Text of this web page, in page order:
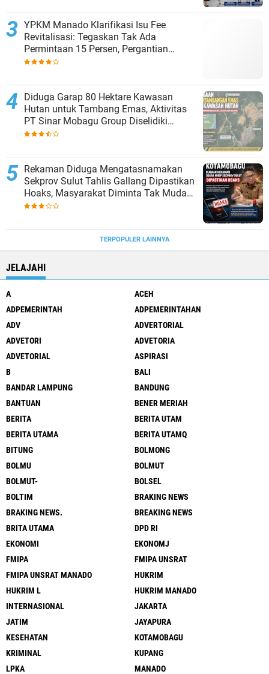
YPKM Manado Klarifikasi Isu Fee
Revitalisasi: Tegaskan Tak Ada
Permintaan 15 Persen, Pergantian
Kepsek Murni Sesuai Aturan
Diduga Garap 80 Hektare Kawasan
Hutan untuk Tambang Emas, Aktivitas
PT Sinar Mobagu Group Diselidiki
Aparat
Rekaman Diduga Mengatasnamakan
Sekprov Sulut Tahlis Gallang Dipastikan
Hoaks, Masyarakat Diminta Tak Mudah
Percaya
TERPOPULER LAINNYA
JELAJAHI
A
ACEH
ADPEMERINTAH
ADPEMERINTAHAN
ADV
ADVERTORIAL
ADVETORI
ADVETORIA
ADVETORIAL
ASPIRASI
B
BALI
BANDAR LAMPUNG
BANDUNG
BANTUAN
BENER MERIAH
BERITA
BERITA UTAM
BERITA UTAMA
BERITA UTAMQ
BITUNG
BOLMONG
BOLMU
BOLMUT
BOLMUT-
BOLSEL
BOLTIM
BRAKING NEWS
BRAKING NEWS.
BREAKING NEWS
BRITA UTAMA
DPD RI
EKONOMI
EKONOMJ
FMIPA
FMIPA UNSRAT
FMIPA UNSRAT MANADO
HUKRIM
HUKRIM L
HUKRIM MANADO
INTERNASIONAL
JAKARTA
JATIM
JAYAPURA
KESEHATAN
KOTAMOBAGU
KRIMINAL
KUPANG
LPKA
MANADO